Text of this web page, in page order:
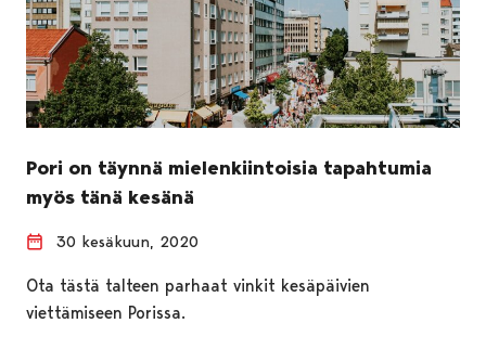
Pori on täynnä mielenkiintoisia tapahtumia
myös tänä kesänä
30 kesäkuun, 2020
Ota tästä talteen parhaat vinkit kesäpäivien
viettämiseen Porissa.